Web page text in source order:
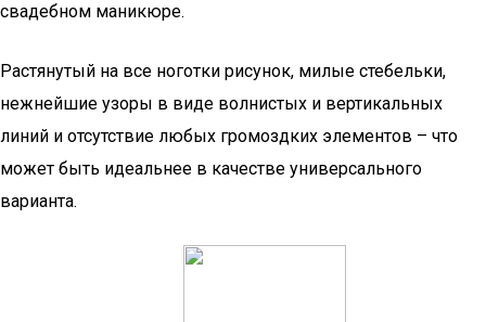
свадебном маникюре.
Растянутый на все ноготки рисунок, милые стебельки,
нежнейшие узоры в виде волнистых и вертикальных
линий и отсутствие любых громоздких элементов – что
может быть идеальнее в качестве универсального
варианта.